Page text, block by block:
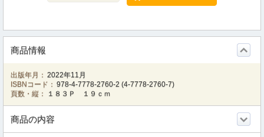
商品情報
出版年月： 2022年11月
ISBNコード： 978-4-7778-2760-2 (4-7778-2760-7)
頁数・縦：
１８３Ｐ １９ｃｍ
商品の内容